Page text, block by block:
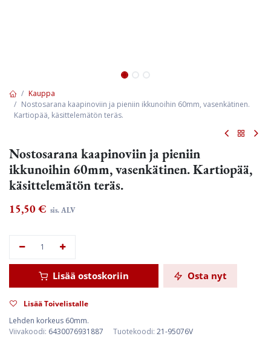
Kauppa
Nostosarana kaapinoviin ja pieniin ikkunoihin 60mm, vasenkätinen.
Kartiopää, käsittelemätön teräs.
Nostosarana kaapinoviin ja pieniin
ikkunoihin 60mm, vasenkätinen. Kartiopää,
käsittelemätön teräs.
15,50 € sis. ALV
Lisää ostoskoriin Osta nyt
Lisää Toivelistalle
Lehden korkeus 60mm.
Viivakoodi: 6430076931887 Tuotekoodi: 21-95076V